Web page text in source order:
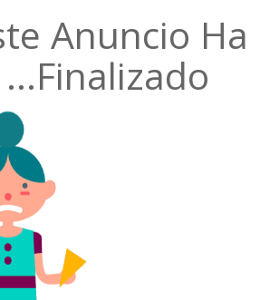
Este Anuncio
Finalizado...